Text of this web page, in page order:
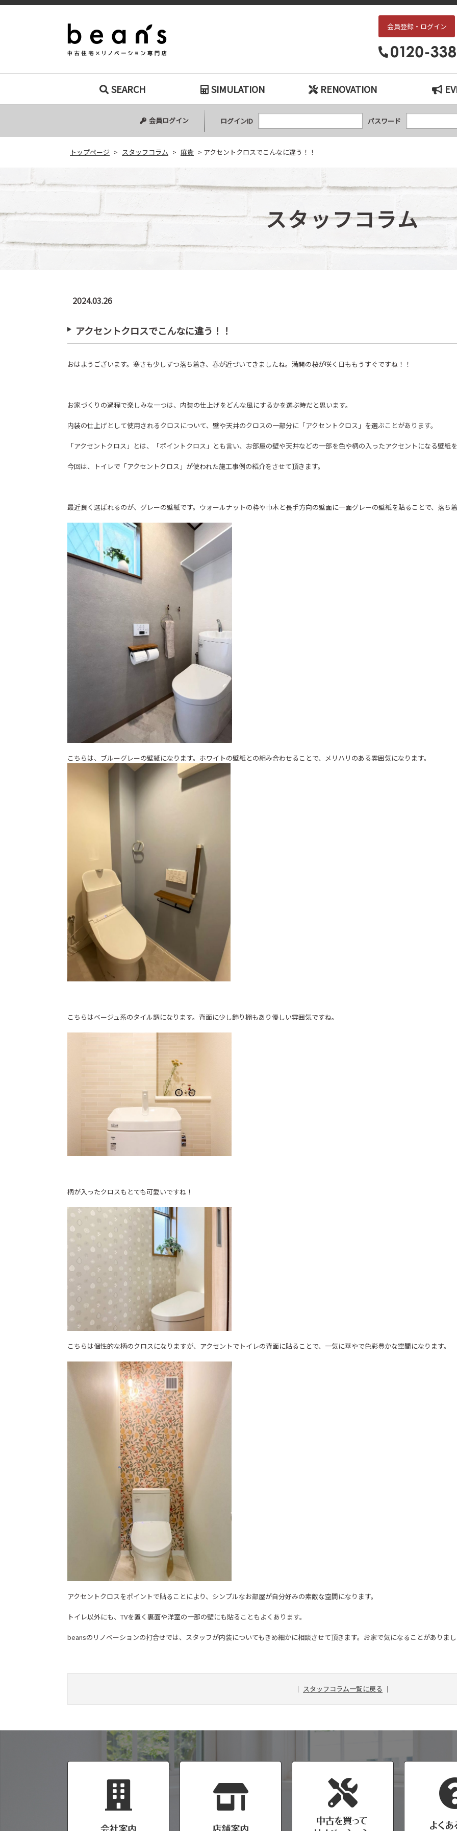
アクセントクロスでこんなに違う！！｜枚方・交野エリアの中古戸建て、中古マンション
会員登録・ログイン
SEARCH
中古マンション
中古一戸建て
新築一戸建て
土地
SIMULATION RENOVATION
会員ログイン ログインID パスワード
トップページ > スタッフコラム > 麻貴 > アクセントクロスでこんなに違う！！
スタッフコラム
2024.03.26
アクセントクロスでこんなに違う！！
おはようございます。寒さも少しずつ落ち着き、春が近づいてきましたね。満開の桜が咲く日ももうすぐですね！！
お家づくりの過程で楽しみな一つは、内装の仕上げをどんな風にするかを選ぶ時だと思います。
内装の仕上げとして使用されるクロスについて、壁や天井のクロスの一部分に「アクセントクロス」を選ぶことがあります。
「アクセントクロス」とは、「ポイントクロス」とも言い、お部屋の壁や天井などの一部を色や柄の入ったアクセントになる壁紙を
今回は、トイレで「アクセントクロス」が使われた施工事例の紹介をさせて頂きます。
最近良く選ばれるのが、グレーの壁紙です。ウォールナットの枠や巾木と長手方向の壁面に一面グレーの壁紙を貼ることで、落ち
こちらは、ブルーグレーの壁紙になります。ホワイトの壁紙との組み合わせることで、メリハリのある雰囲気になります。
こちらはベージュ系のタイル調になります。背面に少し飾り棚もあり優しい雰囲気ですね。
柄が入ったクロスもとても可愛いですね！
こちらは個性的な柄のクロスになりますが、アクセントでトイレの背面に貼ることで、一気に華やで色彩豊かな空間になります。
アクセントクロスをポイントで貼ることにより、シンプルなお部屋が自分好みの素敵な空間になります。
トイレ以外にも、TVを置く裏面や洋室の一部の壁にも貼ることもよくあります。
beansのリノベーションの打合せでは、スタッフが内装についてもきめ細かに相談させて頂きます。お家で気になることがありま
｜ スタッフコラム一覧に戻る ｜